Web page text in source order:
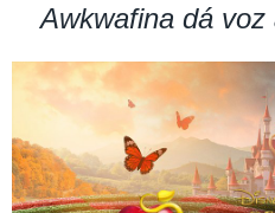
Awkwafina dá